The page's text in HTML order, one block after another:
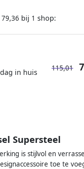
79,36 bij 1 shop:
in huis
115,01
Supersteel
is stijlvol en
toe te